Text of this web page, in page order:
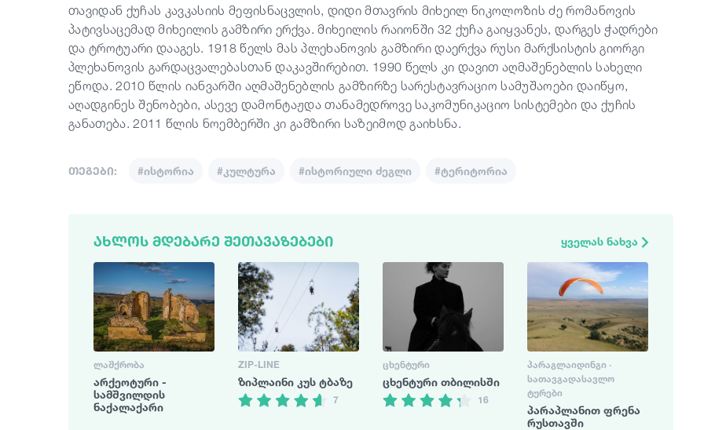
თავიდან ქუჩას კავკასიის მეფისნაცვლის, დიდი მთავრის მიხეილ ნიკოლოზის ძე რომანოვის
პატივსაცემად მიხეილის გამზირი ერქვა. მიხეილის რაიონში 32 ქუჩა გაიყვანეს, დარგეს ჭადრები
და ტროტუარი დააგეს. 1918 წელს მას პლეხანოვის გამზირი დაერქვა რუსი მარქსისტის გიორგი
პლეხანოვის გარდაცვალებასთან დაკავშირებით. 1990 წელს კი დავით აღმაშენებლის სახელი
ეწოდა. 2010 წლის იანვარში აღმაშენებლის გამზირზე სარესტავრაციო სამუშაოები დაიწყო,
აღადგინეს შენობები, ასევე დამონტაჟდა თანამედროვე საკომუნიკაციო სისტემები და ქუჩის
განათება. 2011 წლის ნოემბერში კი გამზირი საზეიმოდ გაიხსნა.
თეგები: #ისტორია #კულტურა #ისტორიული ძეგლი #ტერიტორია
ᲐᲮᲚᲝᲡ ᲛᲓᲔᲑᲐᲠᲔ ᲨᲔᲗᲐᲕᲐᲖᲔᲑᲔᲑᲘ ყველას ნახვა
ᲚᲐᲨᲥᲠᲝᲑᲐ
არქეოტური -
სამშვილდის
ნაქალაქარი
ZIP-LINE
ზიპლაინი კუს ტბაზე
7
ᲪᲮᲔᲜᲢᲣᲠᲘ
ცხენტური თბილისში
16
ᲞᲐᲠᲐᲒᲚᲐᲘᲓᲘᲜᲒᲘ ·
ᲡᲐᲗᲐᲕᲒᲐᲓᲐᲡᲐᲕᲚᲝ
ᲢᲣᲠᲔᲑᲘ
პარაპლანით ფრენა
რუსთავში